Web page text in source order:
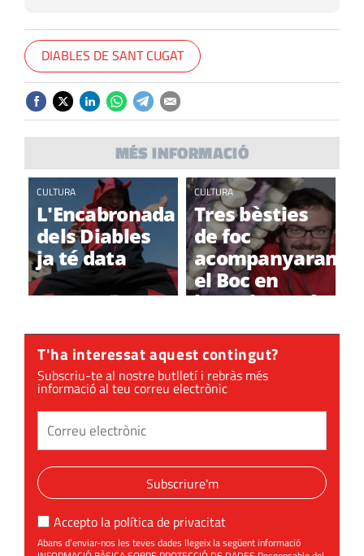
DIABLES DE SANT CUGAT
MÉS INFORMACIÓ
CULTURA
L'Encabronada
dels Diables
ja té data
CULTURA
Tres bèsties
de foc
acompanyaran
el Boc en
l'Encabronada
T'ha interessat aquest contingut?
Subscriu-te al nostre butlletí i rebràs més
informació al teu correu electrònic
Subscriure'm
Accepto la política de privacitat
Abans d’enviar-nos les teves dades llegeix la següent informació